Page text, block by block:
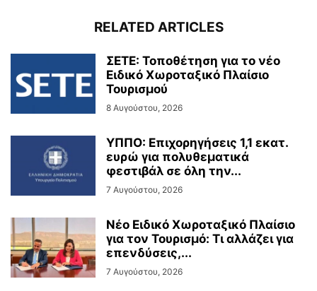
RELATED ARTICLES
ΣΕΤΕ: Τοποθέτηση για το νέο
Ειδικό Χωροταξικό Πλαίσιο
Τουρισμού
8 Αυγούστου, 2026
ΥΠΠΟ: Επιχορηγήσεις 1,1 εκατ.
ευρώ για πολυθεματικά
φεστιβάλ σε όλη την...
7 Αυγούστου, 2026
Νέο Ειδικό Χωροταξικό Πλαίσιο
για τον Τουρισμό: Τι αλλάζει για
επενδύσεις,...
7 Αυγούστου, 2026